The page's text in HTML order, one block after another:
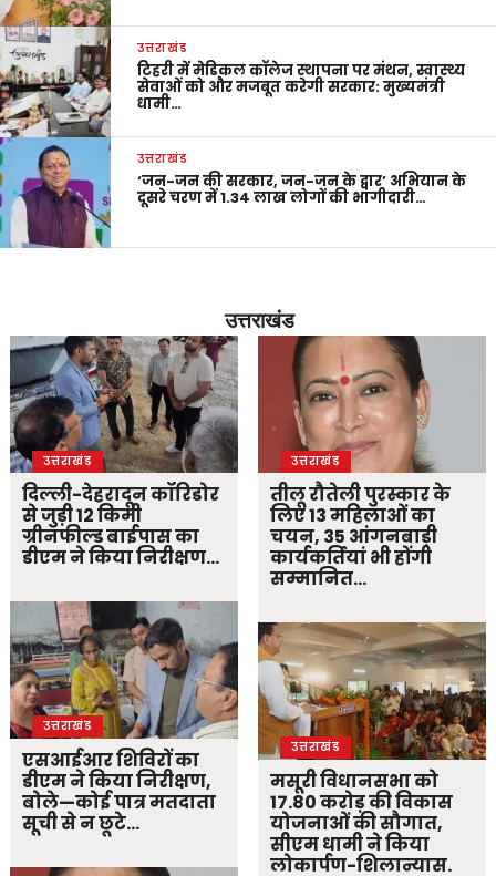
उत्तराखंड
टिहरी में मेडिकल कॉलेज स्थापना पर मंथन, स्वास्थ्य
सेवाओं को और मजबूत करेगी सरकार: मुख्यमंत्री
धामी…
उत्तराखंड
‘जन-जन की सरकार, जन-जन के द्वार’ अभियान के
दूसरे चरण में 1.34 लाख लोगों की भागीदारी…
उत्तराखंड
उत्तराखंड
दिल्ली-देहरादून कॉरिडोर
से जुड़ी 12 किमी
ग्रीनफील्ड बाईपास का
डीएम ने किया निरीक्षण…
उत्तराखंड
एसआईआर शिविरों का
डीएम ने किया निरीक्षण,
बोले—कोई पात्र मतदाता
सूची से न छूटे…
उत्तराखंड
तीलू रौतेली पुरस्कार के
लिए 13 महिलाओं का
चयन, 35 आंगनबाड़ी
कार्यकर्तियां भी होंगी
सम्मानित…
उत्तराखंड
मसूरी विधानसभा को
17.80 करोड़ की विकास
योजनाओं की सौगात,
सीएम धामी ने किया
लोकार्पण-शिलान्यास.